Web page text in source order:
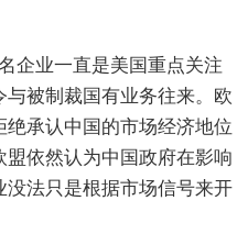
企业一直是美国重点关注
被制裁国有业务往来。欧
承认中国的市场经济地位
依然认为中国政府在影响
法只是根据市场信号来开